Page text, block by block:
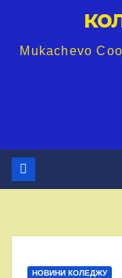
Mukachevo
НОВИНИ КОЛЕДЖУ